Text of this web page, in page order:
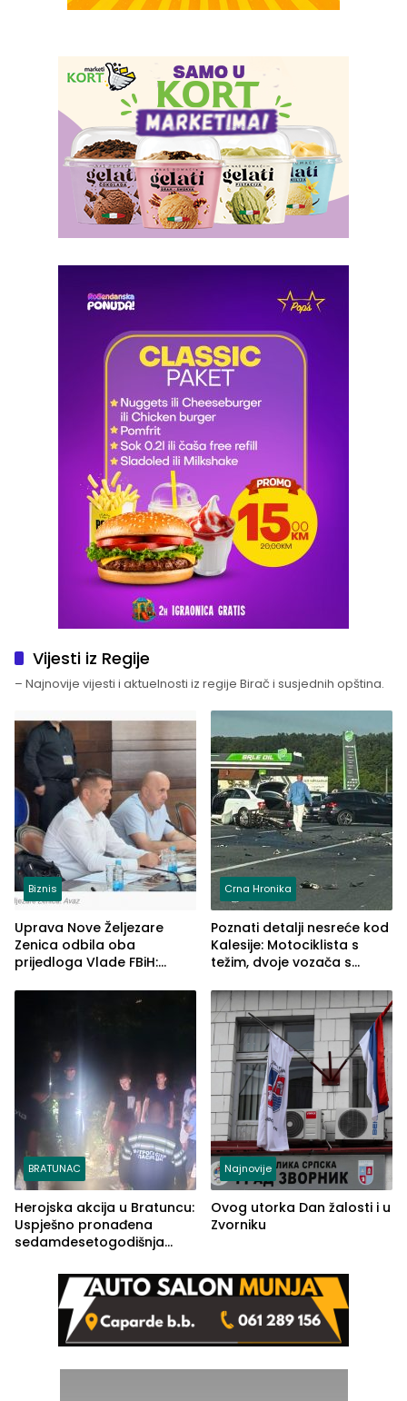
Vijesti iz Regije
– Najnovije vijesti i aktuelnosti iz regije Birač i susjednih opština.
Biznis
Uprava Nove Željezare
Zenica odbila oba
prijedloga Vlade FBiH:
rješenje
Crna Hronika
Poznati detalji nesreće kod
Kalesije: Motociklista s
težim, dvoje vozača s
BRATUNAC
Herojska akcija u Bratuncu:
Uspješno pronađena
sedamdesetogodišnja
Kravice.
Najnovije
Ovog utorka Dan žalosti i u
Zvorniku